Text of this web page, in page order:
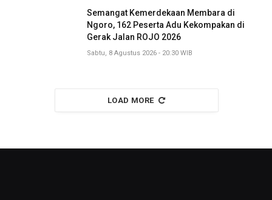
Semangat Kemerdekaan Membara di
Ngoro, 162 Peserta Adu Kekompakan di
Gerak Jalan ROJO 2026
Sabtu, 8 Agustus 2026 - 20:30 WIB
LOAD MORE